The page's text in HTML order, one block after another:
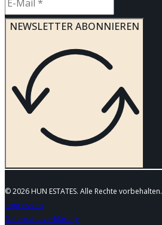
NEWSLETTER ABONNIEREN
© 2026 HUN ESTATES. Alle Rechte vorbehalten.
Impressum
Datenschutzerklärung